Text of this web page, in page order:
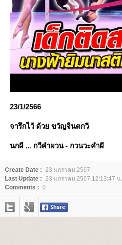
23/1/2566
จารึกไว้ ด้วย ขวัญจินตกวี
นกผี ... กวีคำผวน - กวนวะคำผี
Create Date : 23 มกราคม 2567
Last Update : 23 มกราคม 2567 12:13:47 น.
Comments : 0